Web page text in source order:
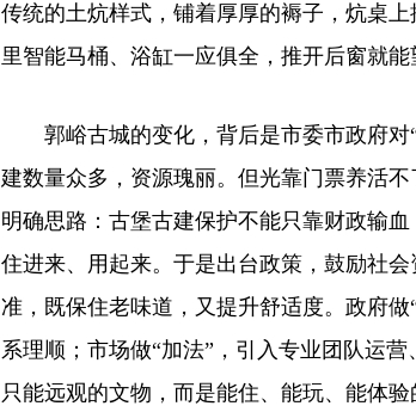
传统的土炕样式，铺着厚厚的褥子，炕桌
里智能马桶、浴缸一应俱全，推开后窗就能
郭峪古城的变化，背后是市委市政府
建数量众多，资源瑰丽。但光靠门票养活
明确思路：古堡古建保护不能只靠财政输
住进来、用起来。于是出台政策，鼓励社
准，既保住老味道，又提升舒适度。政府
系理顺；市场做“加法”，引入专业团队运
只能远观的文物，而是能住、能玩、能体验